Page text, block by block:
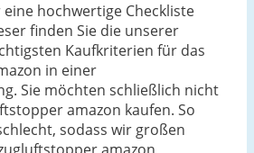
eine hochwertige Checkliste
finden Sie die unserer
Kaufkriterien für das
in einer
Sie möchten schließlich nicht
amazon kaufen. So
sodass wir großen